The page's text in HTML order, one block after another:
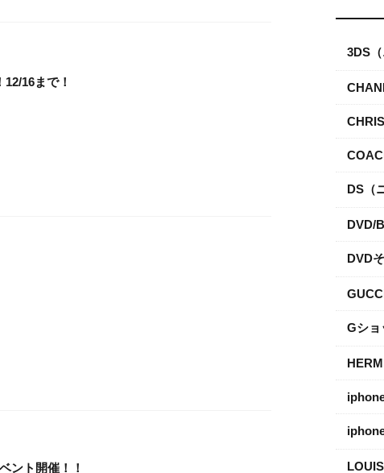
16まで！
ント開催！！
3DS（
DS（
DVD/
DVD
Gショ